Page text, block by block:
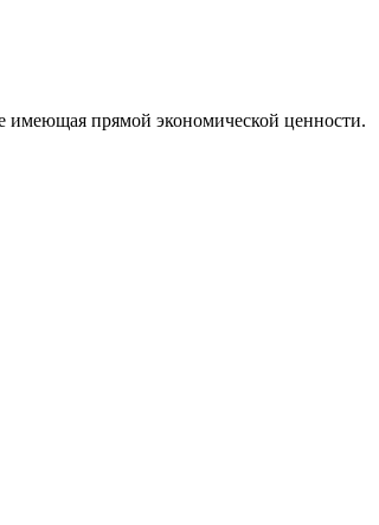
имеющая прямой экономической ценности.